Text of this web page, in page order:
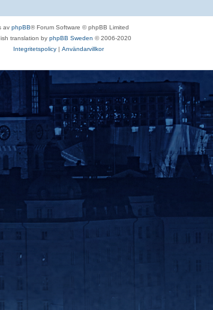
av phpBB® Forum Software © phpBB Limited
translation by phpBB Sweden © 2006-2020
Integritetspolicy| Användarvillkor